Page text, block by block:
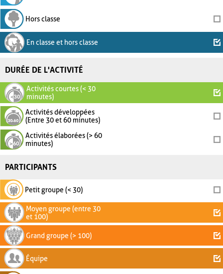
Hors classe
En classe et hors classe
DURÉE DE L'ACTIVITÉ
Activités courtes (< 30
minutes)
Activités développées
(Entre 30 et 60 minutes)
Activités élaborées (> 60
minutes)
PARTICIPANTS
Petit groupe (< 30)
Moyen groupe (entre 30
et 100)
Grand groupe (> 100)
Équipe